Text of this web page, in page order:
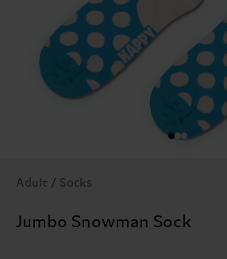
Adult / Socks
Jumbo Snowman Sock